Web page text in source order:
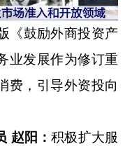
鼓励外商投资产
业发展作为修订重
费，引导外资投向
赵阳：积极扩大服